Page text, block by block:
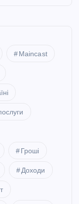
Maincast
Гроші
Доходи